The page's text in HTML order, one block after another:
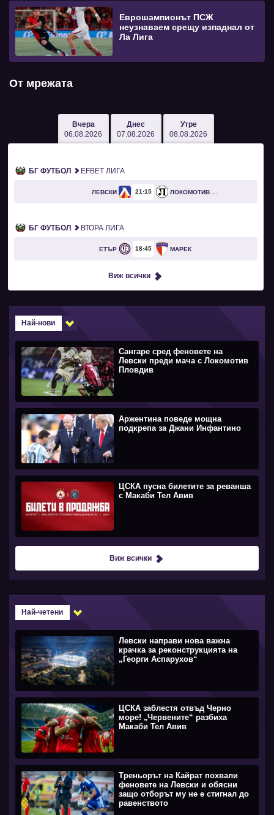
Еврошампионът ПСЖ
неузнаваем срещу изпаднал от
Ла Лига
От мрежата
Вчера
06.08.2026
Днес
07.08.2026
Утре
08.08.2026
БГ ФУТБОЛ EFBET ЛИГА
ЛЕВСКИ 21 15 ЛОКОМОТИВ ПЛОВДИВ
БГ ФУТБОЛ ВТОРА ЛИГА
ЕТЪР 18 45 МАРЕК
Виж всички
Най-нови
Сангаре сред феновете на
Левски преди мача с Локомотив
Пловдив
Аржентина поведе мощна
подкрепа за Джани Инфантино
ЦСКА пусна билетите за реванша
с Макаби Тел Авив
Виж всички
Най-четени
Левски направи нова важна
крачка за реконструкцията на
„Георги Аспарухов“
ЦСКА заблестя отвъд Черно
море! „Червените“ разбиха
Макаби Тел Авив
Треньорът на Кайрат похвали
феновете на Левски и обясни
защо отборът му не е стигнал до
равенството